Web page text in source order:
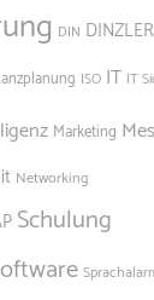
DIN DINZLER
ISO IT IT
Marketing
Networking
Schulung